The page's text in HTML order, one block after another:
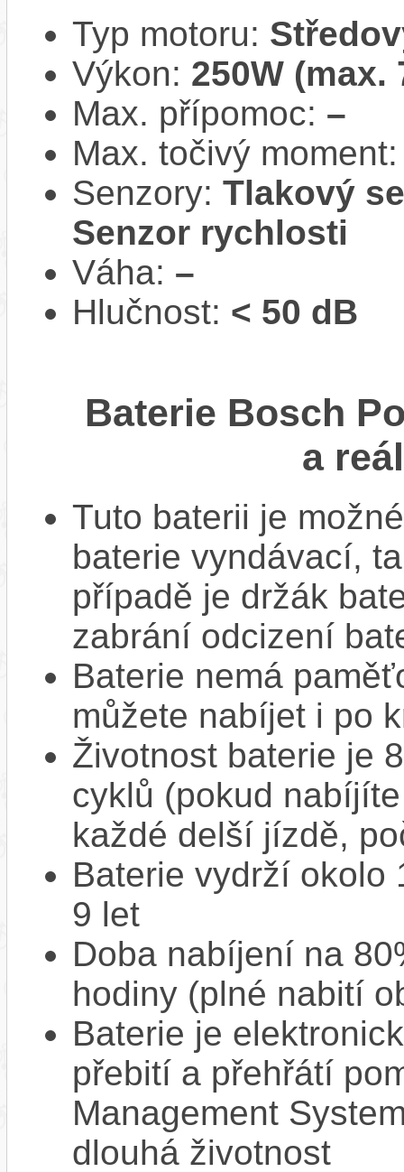
Typ motoru:
Výkon: 250W (max.
Max. přípomoc: –
Max. točivý
Senzory: Tlakový
Senzor rychlosti
Váha: –
Hlučnost: < 50 dB
Baterie Bosch
a
Tuto baterii je
baterie vyndávací,
případě je držák
zabrání odcizení
Baterie nemá
můžete nabíjet i po
Životnost baterie je
cyklů (pokud
každé delší jízdě,
Baterie vydrží okolo
9 let
Doba nabíjení na
hodiny (plné nabití
Baterie je
přebití a přehřátí
Management
dlouhá životnost